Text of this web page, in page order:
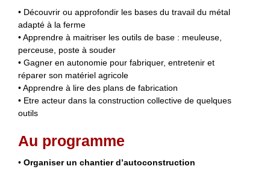
• Découvrir ou approfondir les bases du travail du métal
adapté à la ferme
• Apprendre à maitriser les outils de base : meuleuse,
perceuse, poste à souder
• Gagner en autonomie pour fabriquer, entretenir et
réparer son matériel agricole
• Apprendre à lire des plans de fabrication
• Etre acteur dans la construction collective de quelques
outils
Au programme
• Organiser un chantier d’autoconstruction